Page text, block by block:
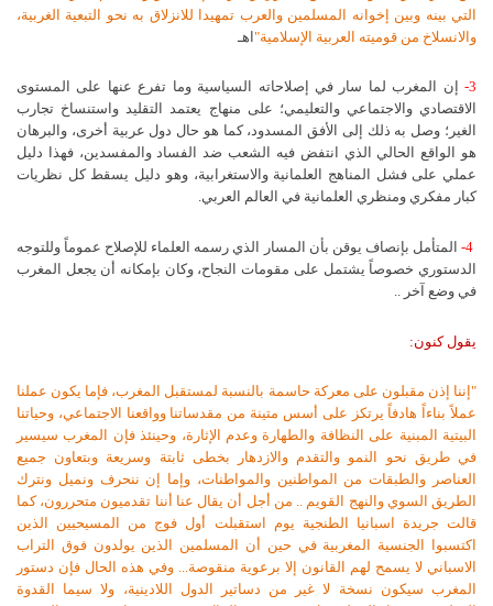
التي بينه وبين إخوانه المسلمين والعرب تمهيدا للانزلاق به نحو التبعية الغربية،
والانسلاخ من قوميته العربية الإسلامية" اهـ
3-
إن المغرب لما سار في إصلاحاته السياسية وما تفرع عنها على المستوى
الاقتصادي والاجتماعي والتعليمي؛ على منهاج يعتمد التقليد واستنساخ تجارب
الغير؛ وصل به ذلك إلى الأفق المسدود، كما هو حال دول عربية أخرى، والبرهان
هو الواقع الحالي الذي انتفض فيه الشعب ضد الفساد والمفسدين، فهذا دليل
عملي على فشل المناهج العلمانية والاستغرابية، وهو دليل يسقط كل نظريات
كبار مفكري ومنظري العلمانية في العالم العربي.
4-
المتأمل بإنصاف يوقن بأن المسار الذي رسمه العلماء للإصلاح عموماً وللتوجه
الدستوري خصوصاً يشتمل على مقومات النجاح، وكان بإمكانه أن يجعل المغرب
في وضع آخر ..
يقول كنون:
"إننا إذن مقبلون على معركة حاسمة بالنسبة لمستقبل المغرب، فإما يكون عملنا
عملاً بناءاً هادفاً يرتكز على أسس متينة من مقدساتنا وواقعنا الاجتماعي، وحياتنا
البيتية المبنية على النظافة والطهارة وعدم الإثارة، وحينئذ فإن المغرب سيسير
في طريق نحو النمو والتقدم والازدهار بخطى ثابتة وسريعة وبتعاون جميع
العناصر والطبقات من المواطنين والمواطنات، وإما إن ننحرف ونميل ونترك
الطريق السوي والنهج القويم .. من أجل أن يقال عنا أننا تقدميون متحررون، كما
قالت جريدة اسبانيا الطنجية يوم استقبلت أول فوج من المسيحيين الذين
اكتسبوا الجنسية المغربية في حين أن المسلمين الذين يولدون فوق التراب
الاسباني لا يسمح لهم القانون إلا برعوية منقوصة... وفي هذه الحال فإن دستور
المغرب سيكون نسخة لا غير من دساتير الدول اللادينية، ولا سيما القدوة